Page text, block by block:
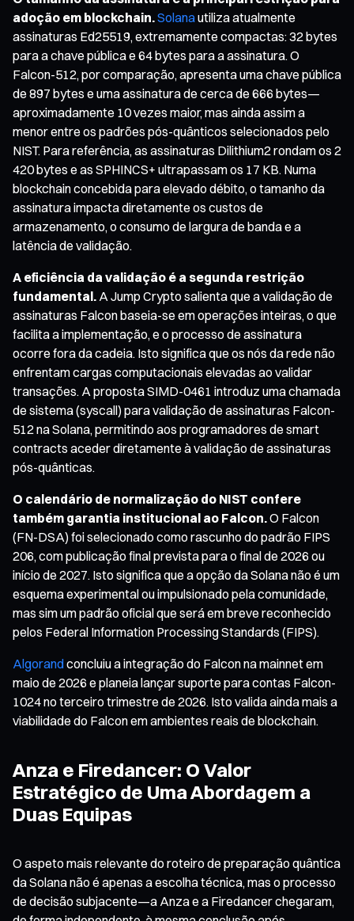
adoção em blockchain.Solanautiliza atualmente
assinaturas Ed25519, extremamente compactas: 32 bytes
para a chave pública e 64 bytes para a assinatura. O
Falcon-512, por comparação, apresenta uma chave pública
de 897 bytes e uma assinatura de cerca de 666 bytes—
aproximadamente 10 vezes maior, mas ainda assim a
menor entre os padrões pós-quânticos selecionados pelo
NIST. Para referência, as assinaturas Dilithium2 rondam os 2
420 bytes e as SPHINCS+ ultrapassam os 17 KB. Numa
blockchain concebida para elevado débito, o tamanho da
assinatura impacta diretamente os custos de
armazenamento, o consumo de largura de banda e a
latência de validação.
A eficiência da validação é a segunda restrição
fundamental. A Jump Crypto salienta que a validação de
assinaturas Falcon baseia-se em operações inteiras, o que
facilita a implementação, e o processo de assinatura
ocorre fora da cadeia. Isto significa que os nós da rede não
enfrentam cargas computacionais elevadas ao validar
transações. A proposta SIMD-0461 introduz uma chamada
de sistema (syscall) para validação de assinaturas Falcon-
512 na Solana, permitindo aos programadores de smart
contracts aceder diretamente à validação de assinaturas
pós-quânticas.
O calendário de normalização do NIST confere
também garantia institucional ao Falcon.O Falcon
(FN-DSA) foi selecionado como rascunho do padrão FIPS
206, com publicação final prevista para o final de 2026 ou
início de 2027. Isto significa que a opção da Solana não é um
esquema experimental ou impulsionado pela comunidade,
mas sim um padrão oficial que será em breve reconhecido
pelos Federal Information Processing Standards (FIPS).
Algorandconcluiu a integração do Falcon na mainnet em
maio de 2026 e planeia lançar suporte para contas Falcon-
1024 no terceiro trimestre de 2026. Isto valida ainda mais a
viabilidade do Falcon em ambientes reais de blockchain.
Anza e Firedancer: O Valor
Estratégico de Uma Abordagem a
Duas Equipas
O aspeto mais relevante do roteiro de preparação quântica
da Solana não é apenas a escolha técnica, mas o processo
de decisão subjacente—a Anza e a Firedancer chegaram,